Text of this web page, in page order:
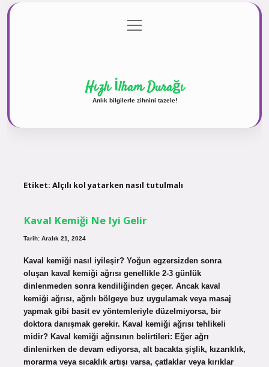
Gizlilik Politikası
menüyü
aç
Hızlı İlham Durağı
Anlık bilgilerle zihnini tazele!
Etiket: Alçılı kol yatarken nasıl tutulmalı
Kaval Kemiği Ne Iyi Gelir
Tarih: Aralık 21, 2024
Kaval kemiği nasıl iyileşir? Yoğun egzersizden sonra
oluşan kaval kemiği ağrısı genellikle 2-3 günlük
dinlenmeden sonra kendiliğinden geçer. Ancak kaval
kemiği ağrısı, ağrılı bölgeye buz uygulamak veya masaj
yapmak gibi basit ev yöntemleriyle düzelmiyorsa, bir
doktora danışmak gerekir. Kaval kemiği ağrısı tehlikeli
midir? Kaval kemiği ağrısının belirtileri: Eğer ağrı
dinlenirken de devam ediyorsa, alt bacakta şişlik, kızarıklık,
morarma veya sıcaklık artışı varsa, çatlaklar veya kırıklar